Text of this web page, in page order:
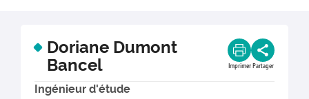
Doriane Dumont
Bancel
Imprimer Partager
Ingénieur d'étude